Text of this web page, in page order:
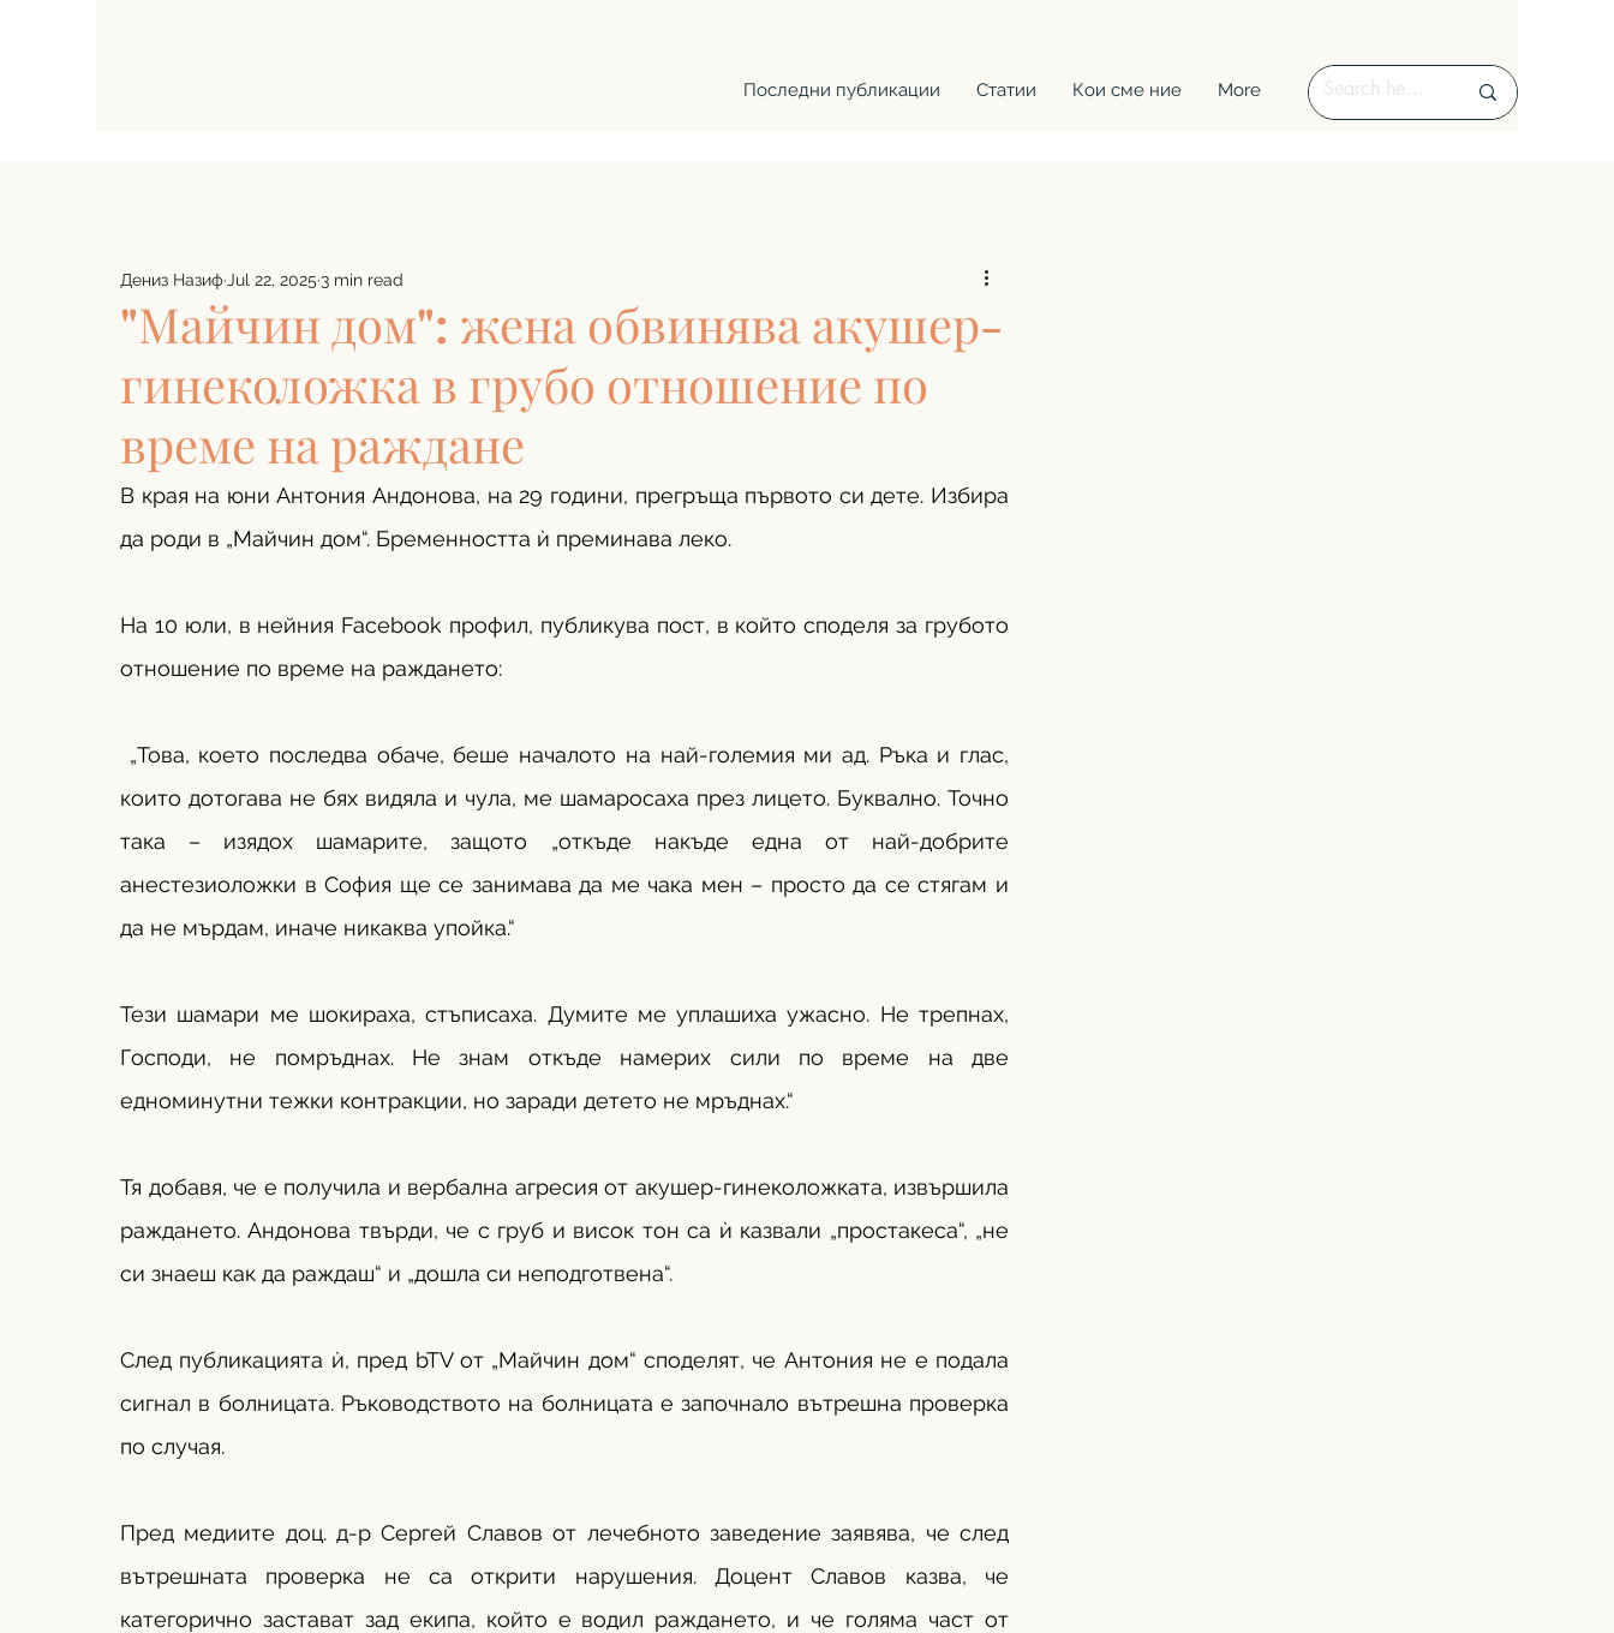
Последни публикации Статии Кои сме ние More
"Майчин дом": жена обвинява акушер-
гинеколожка в грубо отношение по
време на раждане
Дениз Назиф Jul 22, 2025 3 min read
В края на юни Антония Андонова, на 29 години, прегръща първото си дете. Избира
да роди в „Майчин дом“. Бременността ѝ преминава леко.
На 10 юли, в нейния Facebook профил, публикува пост, в който споделя за грубото
отношение по време на раждането:
„Това, което последва обаче, беше началото на най-големия ми ад. Ръка и глас,
които дотогава не бях видяла и чула, ме шамаросаха през лицето. Буквално. Точно
така – изядох шамарите, защото „откъде накъде една от най-добрите
анестезиоложки в София ще се занимава да ме чака мен – просто да се стягам и
да не мърдам, иначе никаква упойка.“
Тези шамари ме шокираха, стъписаха. Думите ме уплашиха ужасно. Не трепнах,
Господи, не помръднах. Не знам откъде намерих сили по време на две
едноминутни тежки контракции, но заради детето не мръднах.“
Тя добавя, че е получила и вербална агресия от акушер-гинеколожката, извършила
раждането. Андонова твърди, че с груб и висок тон са ѝ казвали „простакеса“, „не
си знаеш как да раждаш“ и „дошла си неподготвена“.
След публикацията ѝ, пред bTV от „Майчин дом“ споделят, че Антония не е подала
сигнал в болницата. Ръководството на болницата е започнало вътрешна проверка
по случая.
Пред медиите доц. д-р Сергей Славов от лечебното заведение заявява, че след
вътрешната проверка не са открити нарушения. Доцент Славов казва, че
категорично застават зад екипа, който е водил раждането, и че голяма част от